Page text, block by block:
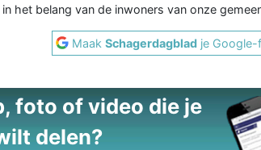
het belang van de inwoners van onze
MaakSchagerdagblad je
foto of video die je
delen?